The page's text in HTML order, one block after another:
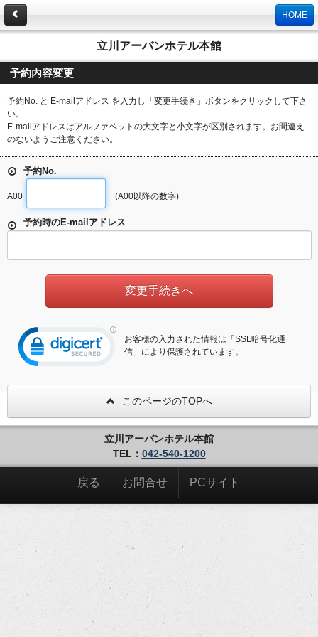
HOME
立川アーバンホテル本館
予約内容変更
予約No. と E-mailアドレス を入力し「変更手続き」ボタンをクリックして下さ
い。
E-mailアドレスはアルファベットの大文字と小文字が区別されます。お間違え
のないようご注意ください。
予約No.
A00 (A00以降の数字)
予約時のE-mailアドレス
お客様の入力された情報は「SSL暗号化通
信」により保護されています。
このページのTOPへ
立川アーバンホテル本館
TEL： 042-540-1200
戻る お問合せ PCサイト